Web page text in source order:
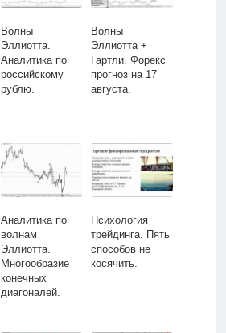
Волны
Эллиотта.
Аналитика по
российскому
рублю.
Волны
Эллиотта +
Гартли. Форекс
прогноз на 17
августа.
Аналитика по
волнам
Эллиотта.
Многообразие
конечных
диагоналей.
Психология
трейдинга. Пять
способов не
косячить.